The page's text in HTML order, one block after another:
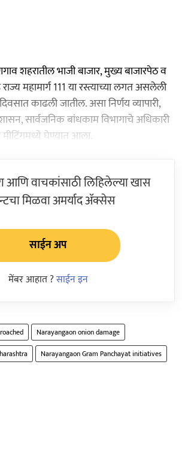
शहरातील भाजी बाजार, मुख्य बाजारपेठ व
महामार्ग 111 या रस्त्याच्या लगत असलेली
काढली जातील. असा निर्णय व्यापारी,
सार्वजनिक बांधकाम विभागाचे अधिकारी
घेण्यात आला.
आणि वाचकांसाठी लिहिलेल्या खास
मिळवा अमर्याद ॲक्सेस
साईन अप
मेंबर आहात ?साईन इन
Narayangaon onion damage
Narayangaon Gram Panchayat initiatives